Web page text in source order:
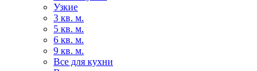
Узкие
3 кв. м.
5 кв. м.
6 кв. м.
9 кв. м.
Все для кухни